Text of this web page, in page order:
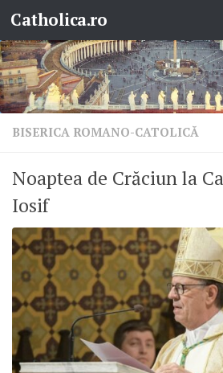
Skip to content
Catholica.ro
BISERICA ROMANO-CATOLICĂ
Noaptea de Crăciun la
Iosif